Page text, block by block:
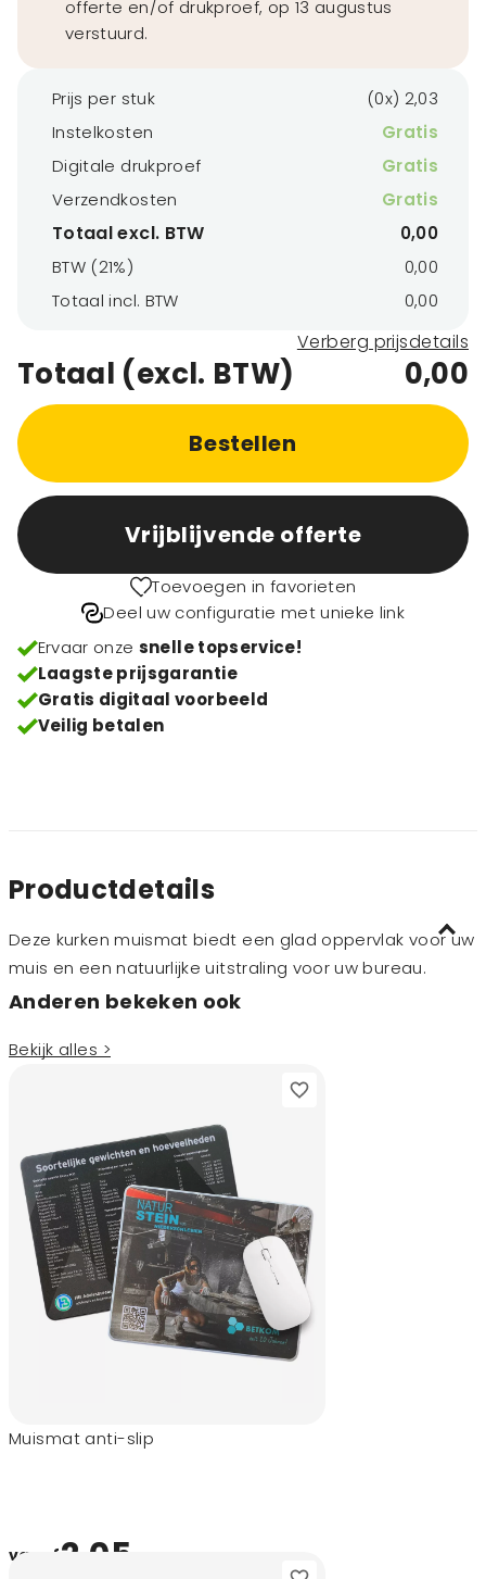
offerte en/of drukproef, op 13 augustus
verstuurd.
Prijs per stuk
(0x) 2,03
Instelkosten
Gratis
Digitale drukproef
Gratis
Verzendkosten
Gratis
Totaal excl. BTW
0,00
BTW (21%)
0,00
Totaal incl. BTW
0,00
Verberg prijsdetails
Totaal (excl. BTW) 0,00
Bestellen
Vrijblijvende offerte
Toevoegen in favorieten
Deel uw configuratie met unieke link
Ervaar onze snelle topservice!
Laagste prijsgarantie
Gratis digitaal voorbeeld
Veilig betalen
Productdetails
Deze kurken muismat biedt een glad oppervlak voor uw
muis en een natuurlijke uitstraling voor uw bureau.
Anderen bekeken ook
Bekijk alles >
Muismat anti-slip
vanaf2,05